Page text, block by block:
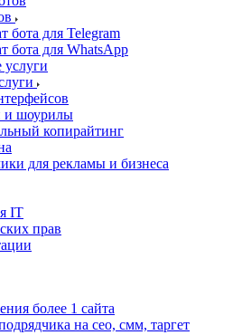
бота для Telegram
бота для WhatsApp
и шоурилы
копирайтинг
для рекламы и бизнеса
IT
прав
более 1 сайта
на сео, смм, таргет